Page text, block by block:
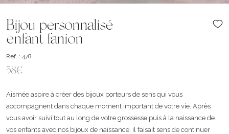
Bijou personnalisé
enfant fanion
Ref. : 478
58€
Aismée aspire à créer des bijoux porteurs de sens qui vous
accompagnent dans chaque moment important de votre vie. Après
vous avoir suivi tout au long de votre grossesse puis à la naissance de
vos enfants avec nos bijoux de naissance, il faisait sens de continuer